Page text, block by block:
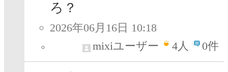
ろ？
2026年06月16日 10:18
mixiユーザー
4人 0件